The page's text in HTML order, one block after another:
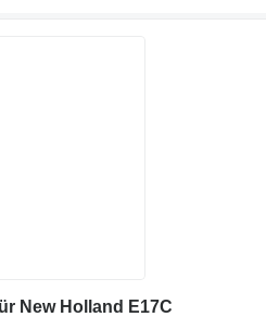
New Holland E17C